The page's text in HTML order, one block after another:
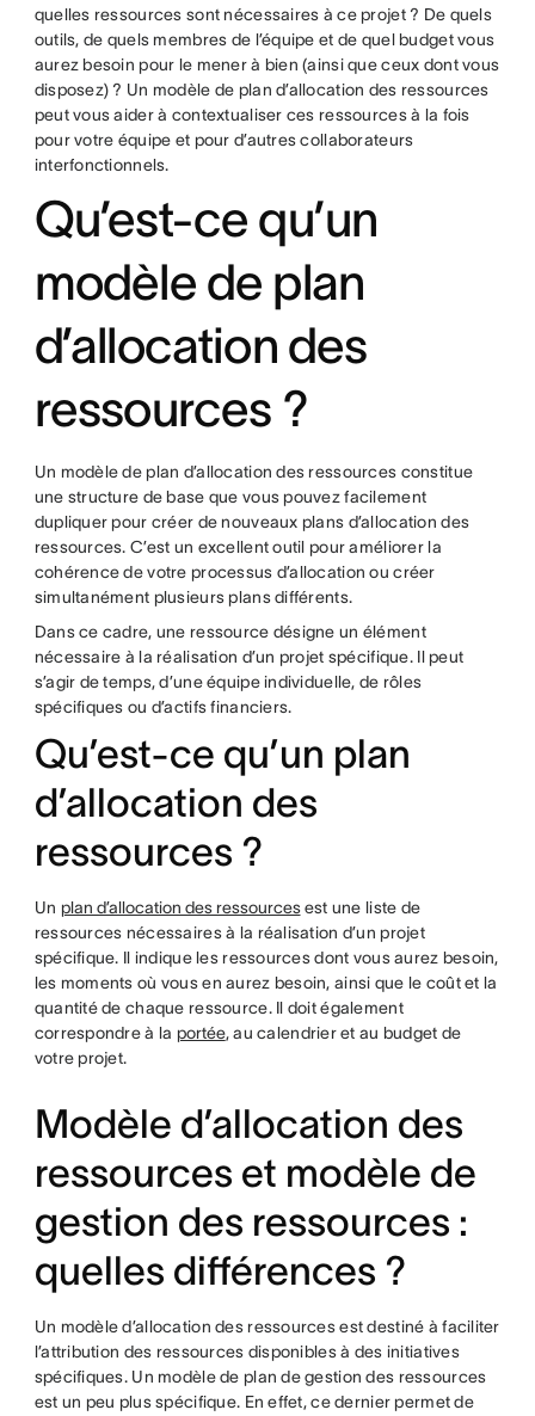
quelles ressources sont nécessaires à ce projet ? De quels
outils, de quels membres de l’équipe et de quel budget vous
aurez besoin pour le mener à bien (ainsi que ceux dont vous
disposez) ? Un modèle de plan d’allocation des ressources
peut vous aider à contextualiser ces ressources à la fois
pour votre équipe et pour d’autres collaborateurs
interfonctionnels.
Qu’est-ce qu’un
modèle de plan
d’allocation des
ressources ?
Un modèle de plan d’allocation des ressources constitue
une structure de base que vous pouvez facilement
dupliquer pour créer de nouveaux plans d’allocation des
ressources. C’est un excellent outil pour améliorer la
cohérence de votre processus d’allocation ou créer
simultanément plusieurs plans différents.
Dans ce cadre, une ressource désigne un élément
nécessaire à la réalisation d’un projet spécifique. Il peut
s’agir de temps, d’une équipe individuelle, de rôles
spécifiques ou d’actifs financiers.
Qu’est-ce qu’un plan
d’allocation des
ressources ?
Un plan d’allocation des ressourcesest une liste de
ressources nécessaires à la réalisation d’un projet
spécifique. Il indique les ressources dont vous aurez besoin,
les moments où vous en aurez besoin, ainsi que le coût et la
quantité de chaque ressource. Il doit également
correspondre à la portée, au calendrier et au budget de
votre projet.
Modèle d’allocation des
ressources et modèle de
gestion des ressources :
quelles différences ?
Un modèle d’allocation des ressources est destiné à faciliter
l’attribution des ressources disponibles à des initiatives
spécifiques. Un modèle de plan de gestion des ressources
est un peu plus spécifique. En effet, ce dernier permet de